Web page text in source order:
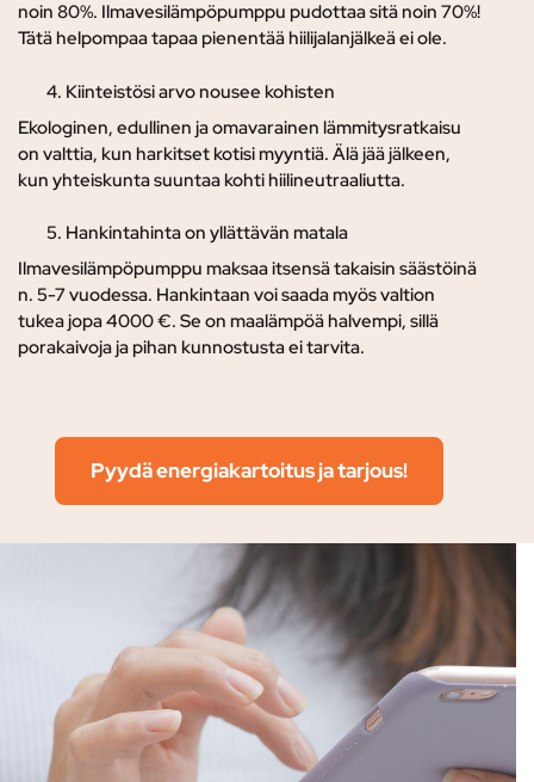
noin 80%. Ilmavesilämpöpumppu pudottaa sitä noin 70%!
Tätä helpompaa tapaa pienentää hiilijalanjälkeä ei ole.
Kiinteistösi arvo nousee kohisten
Ekologinen, edullinen ja omavarainen lämmitysratkaisu
on valttia, kun harkitset kotisi myyntiä. Älä jää jälkeen,
kun yhteiskunta suuntaa kohti hiilineutraaliutta.
Hankintahinta on yllättävän matala
Ilmavesilämpöpumppu maksaa itsensä takaisin säästöinä
n. 5-7 vuodessa. Hankintaan voi saada myös valtion
tukea jopa 4000 €. Se on maalämpöä halvempi, sillä
porakaivoja ja pihan kunnostusta ei tarvita.
Pyydä energiakartoitus ja tarjous!